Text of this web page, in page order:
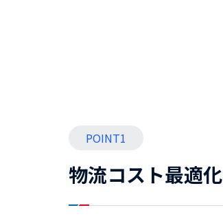
POINT1
物流コスト最適化